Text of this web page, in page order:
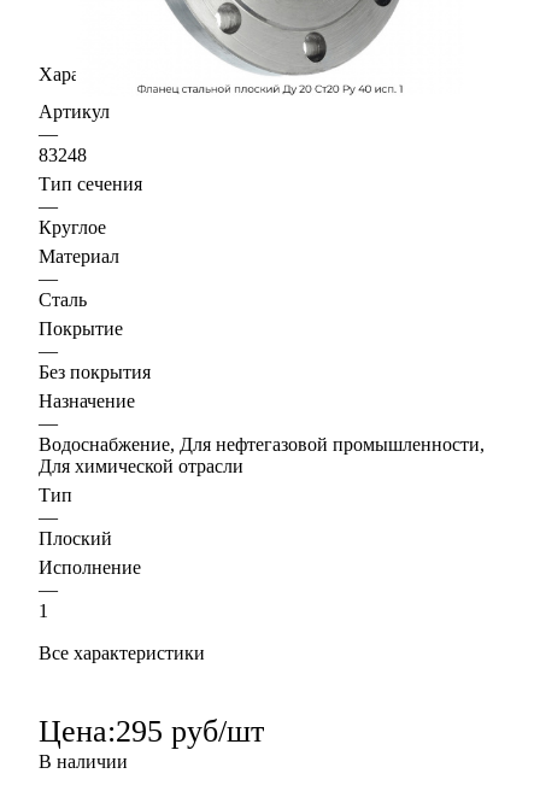
Характеристики
Артикул
—
83248
Тип сечения
—
Круглое
Материал
—
Сталь
Покрытие
—
Без покрытия
Назначение
—
Водоснабжение, Для нефтегазовой промышленности,
Для химической отрасли
Тип
—
Плоский
Исполнение
—
1
Все характеристики
Цена:295 руб/шт
В наличии